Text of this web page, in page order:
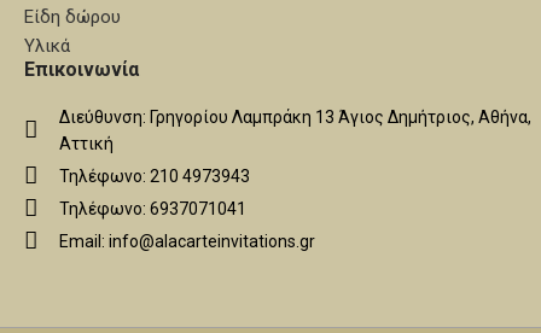
Είδη δώρου
Υλικά
Επικοινωνία
Διεύθυνση: Γρηγορίου Λαμπράκη 13 Άγιος Δημήτριος, Αθήνα,
Αττική
Τηλέφωνο: 210 4973943
Τηλέφωνο: 6937071041
Email: info@alacarteinvitations.gr